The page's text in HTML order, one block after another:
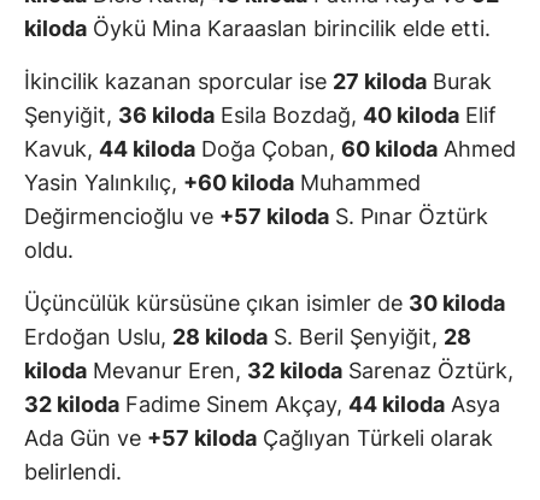
kiloda Öykü Mina Karaaslan birincilik elde etti.
İkincilik kazanan sporcular ise 27 kiloda Burak
Şenyiğit, 36 kiloda Esila Bozdağ, 40 kiloda Elif
Kavuk, 44 kiloda Doğa Çoban, 60 kiloda Ahmed
Yasin Yalınkılıç, +60 kiloda Muhammed
Değirmencioğlu ve +57 kiloda S. Pınar Öztürk
oldu.
Üçüncülük kürsüsüne çıkan isimler de 30 kiloda
Erdoğan Uslu, 28 kiloda S. Beril Şenyiğit, 28
kiloda Mevanur Eren, 32 kiloda Sarenaz Öztürk,
32 kiloda Fadime Sinem Akçay, 44 kiloda Asya
Ada Gün ve +57 kiloda Çağlıyan Türkeli olarak
belirlendi.